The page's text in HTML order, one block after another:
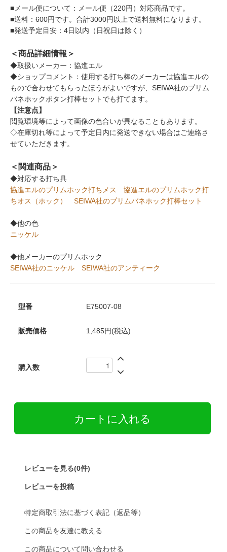
■メール便について：メール便（220円）対応商品です。
■送料：600円です。合計3000円以上で送料無料になります。
■発送予定目安：4日以内（日祝日は除く）
＜商品詳細情報＞
◆取扱いメーカー：協進エル
◆ショップコメント：使用する打ち棒のメーカーは協進エルの
もので合わせてもらったほうがよいですが、SEIWA社のプリム
バネホックボタン打棒セットでも打てます。
【注意点】
閲覧環境等によって画像の色合いが異なることもあります。
◇在庫切れ等によって予定日内に発送できない場合はご連絡さ
せていただきます。
＜関連商品＞
◆対応する打ち具
協進エルのプリムホック打ちメス
協進エルのプリムホック打
ちオス（ホック）
SEIWA社のプリムバネホック打棒セット
◆他の色
ニッケル
◆他メーカーのプリムホック
SEIWA社のニッケル
SEIWA社のアンティーク
型番 E75007-08
販売価格 1,485円(税込)
購入数
レビューを見る(0件)
レビューを投稿
特定商取引法に基づく表記（返品等）
この商品を友達に教える
この商品について問い合わせる